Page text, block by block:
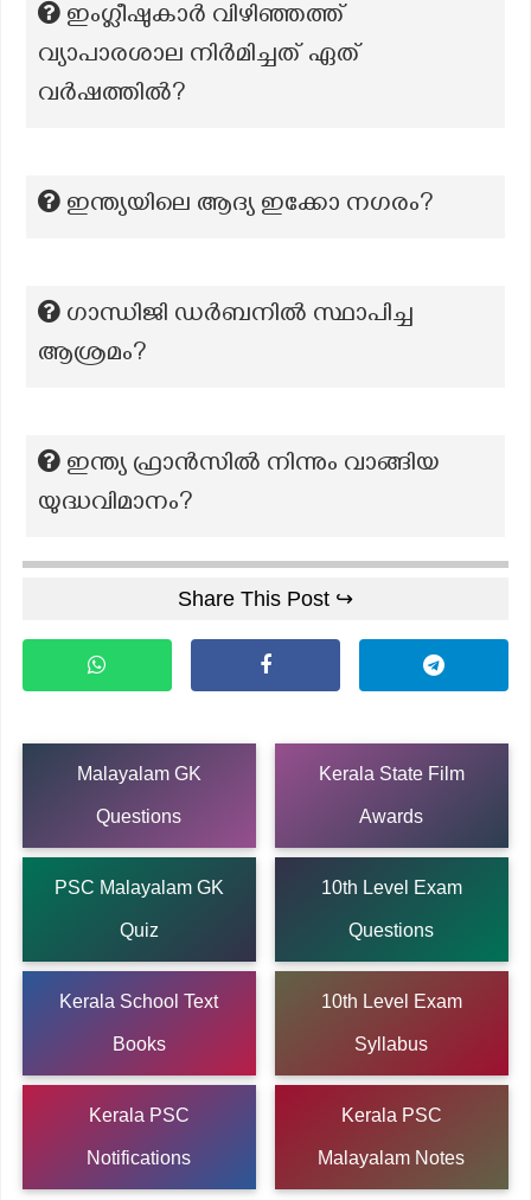
ഇംഗ്ലീഷുകാർ വിഴിഞ്ഞത്ത്
വ്യാപാരശാല നിർമിച്ചത് ഏത്
വർഷത്തിൽ?
ഇന്ത്യയിലെ ആദ്യ ഇക്കോ നഗരം?
ഗാന്ധിജി ഡർബനിൽ സ്ഥാപിച്ച
ആശ്രമം?
ഇന്ത്യ ഫ്രാൻസിൽ നിന്നും വാങ്ങിയ
യുദ്ധവിമാനം?
Share This Post ↪
Malayalam GK
Questions
Kerala State Film
Awards
PSC Malayalam GK
Quiz
10th Level Exam
Questions
Kerala School Text
Books
10th Level Exam
Syllabus
Kerala PSC
Notifications
Kerala PSC
Malayalam Notes